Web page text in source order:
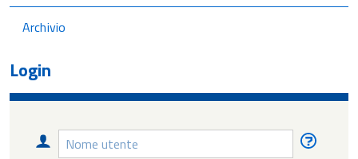
Archivio
Login
Nome
utente